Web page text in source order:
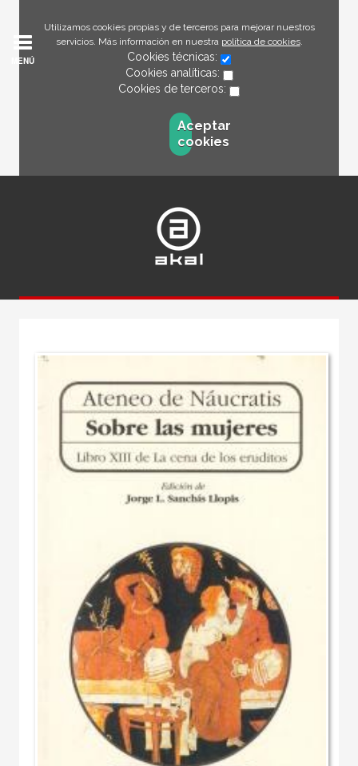
Utilizamos cookies propias y de terceros para mejorar nuestros
servicios. Más información en nuestra política de cookies.
Cookies técnicas:
Cookies analíticas:
Cookies de terceros:
Aceptar
cookies
MENÚ